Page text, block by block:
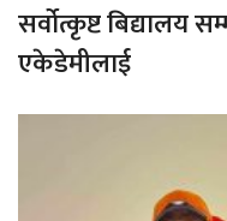
सर्वोत्कृष्ट बिद्यालय
एकेडेमीलाई